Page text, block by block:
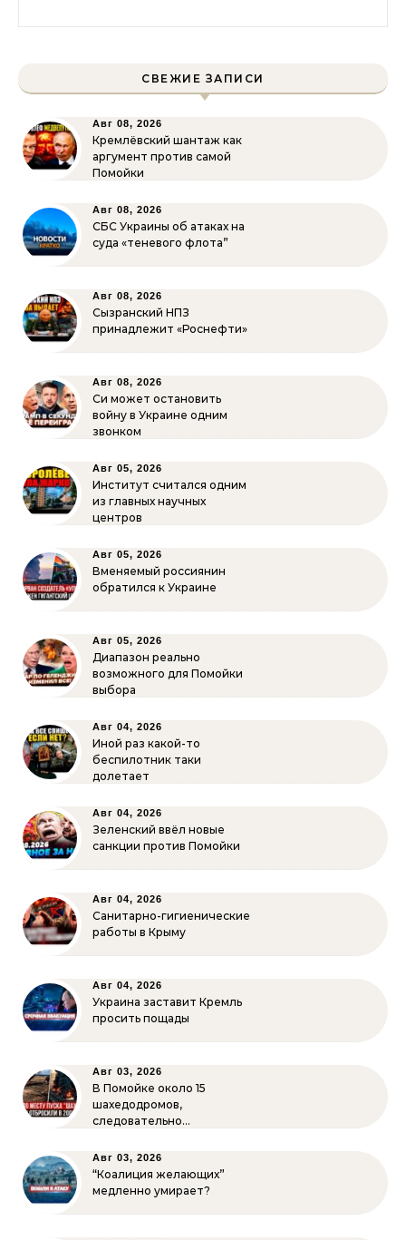
СВЕЖИЕ ЗАПИСИ
Авг 08, 2026
Кремлёвский шантаж как
аргумент против самой
Помойки
Авг 08, 2026
СБС Украины об атаках на
суда «теневого флота”
Авг 08, 2026
Сызранский НПЗ
принадлежит «Роснефти»
Авг 08, 2026
Си может остановить
войну в Украине одним
звонком
Авг 05, 2026
Институт считался одним
из главных научных
центров
Авг 05, 2026
Вменяемый россиянин
обратился к Украине
Авг 05, 2026
Диапазон реально
возможного для Помойки
выбора
Авг 04, 2026
Иной раз какой-то
беспилотник таки
долетает
Авг 04, 2026
Зеленский ввёл новые
санкции против Помойки
Авг 04, 2026
Санитарно-гигиенические
работы в Крыму
Авг 04, 2026
Украина заставит Кремль
просить пощады
Авг 03, 2026
В Помойке около 15
шахедодромов,
следовательно…
Авг 03, 2026
“Коалиция желающих”
медленно умирает?